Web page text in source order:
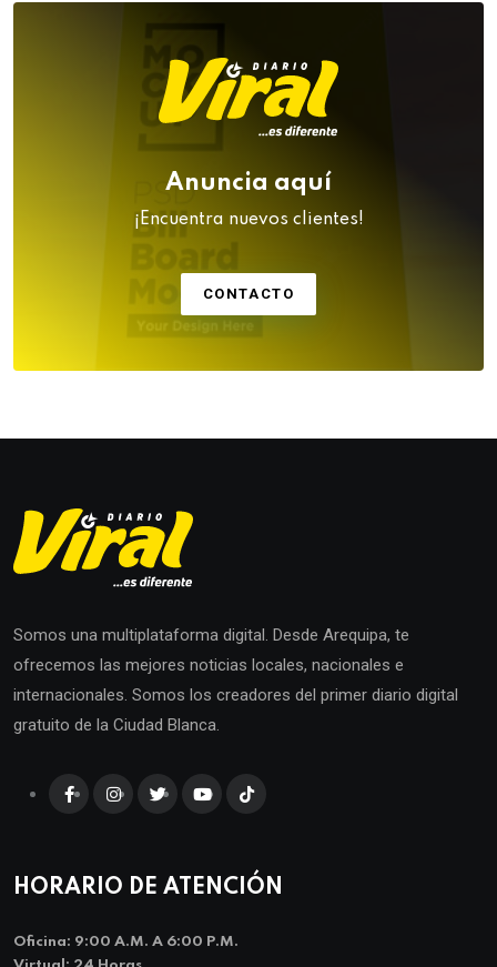
Anuncia aquí
¡Encuentra nuevos clientes!
CONTACTO
Somos una multiplataforma digital. Desde Arequipa, te
ofrecemos las mejores noticias locales, nacionales e
internacionales. Somos los creadores del primer diario digital
gratuito de la Ciudad Blanca.
HORARIO DE ATENCIÓN
Oficina: 9:00 A.m. A 6:00 P.m.